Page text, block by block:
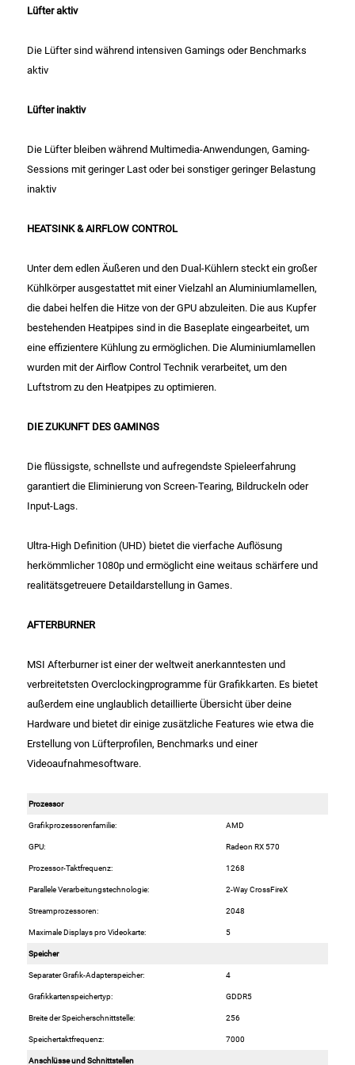
Limonaden
Marinierte / geräucherte Fische
Mehl / Griess / Stärke / Getreide
Mundpflege
Obst
Obstkonserven
Öle
Papier / Hygiene
Patisserie
Pikante Snacks
Porzellan
POS Material Trinkwerk
Profisortiment
Reinigungshilfsmittel
Reis / Hülsenfrüchte
Salz
Sauergemüse
Schinken
Schreibwaren / Büroartikel / Kleber
Sekt / Champagner / Frizzante
Service
Sirupe
Speck / Rohschinken
Spezialreiniger
Lüfter aktiv
Die Lüfter sind während intensiven Gamings oder Benchmarks
aktiv
Lüfter inaktiv
Die Lüfter bleiben während Multimedia-Anwendungen, Gaming-
Sessions mit geringer Last oder bei sonstiger geringer Belastung
inaktiv
HEATSINK & AIRFLOW CONTROL
Unter dem edlen Äußeren und den Dual-Kühlern steckt ein großer
Kühlkörper ausgestattet mit einer Vielzahl an Aluminiumlamellen,
die dabei helfen die Hitze von der GPU abzuleiten. Die aus Kupfer
bestehenden Heatpipes sind in die Baseplate eingearbeitet, um
eine effizientere Kühlung zu ermöglichen. Die Aluminiumlamellen
wurden mit der Airflow Control Technik verarbeitet, um den
Luftstrom zu den Heatpipes zu optimieren.
DIE ZUKUNFT DES GAMINGS
Die flüssigste, schnellste und aufregendste Spieleerfahrung
garantiert die Eliminierung von Screen-Tearing, Bildruckeln oder
Input-Lags.
Ultra-High Definition (UHD) bietet die vierfache Auflösung
herkömmlicher 1080p und ermöglicht eine weitaus schärfere und
realitätsgetreuere Detaildarstellung in Games.
AFTERBURNER
MSI Afterburner ist einer der weltweit anerkanntesten und
verbreitetsten Overclockingprogramme für Grafikkarten. Es bietet
außerdem eine unglaublich detaillierte Übersicht über deine
Hardware und bietet dir einige zusätzliche Features wie etwa die
Erstellung von Lüfterprofilen, Benchmarks und einer
Videoaufnahmesoftware.
Prozessor
Grafikprozessorenfamilie: AMD
GPU: Radeon RX 570
Prozessor-Taktfrequenz: 1268
Parallele Verarbeitungstechnologie: 2-Way CrossFireX
Streamprozessoren: 2048
Maximale Displays pro Videokarte: 5
Speicher
Separater Grafik-Adapterspeicher: 4
Grafikkartenspeichertyp: GDDR5
Breite der Speicherschnittstelle: 256
Speichertaktfrequenz: 7000
Anschlüsse und Schnittstellen